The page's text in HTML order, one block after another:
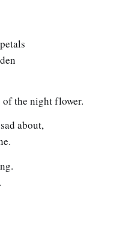
of the night flower.
about,